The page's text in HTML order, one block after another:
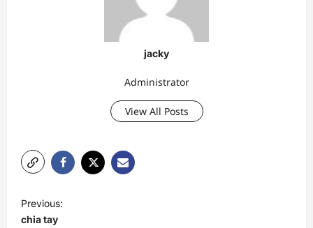
jacky
Administrator
View All Posts
o
Previous:
chia tay